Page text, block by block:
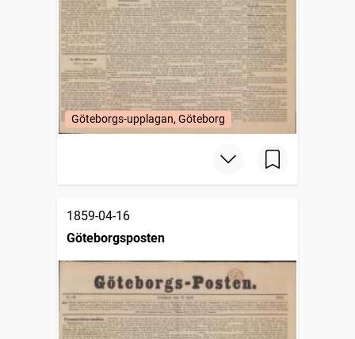
Göteborgs-upplagan, Göteborg
1859-04-16
Göteborgsposten